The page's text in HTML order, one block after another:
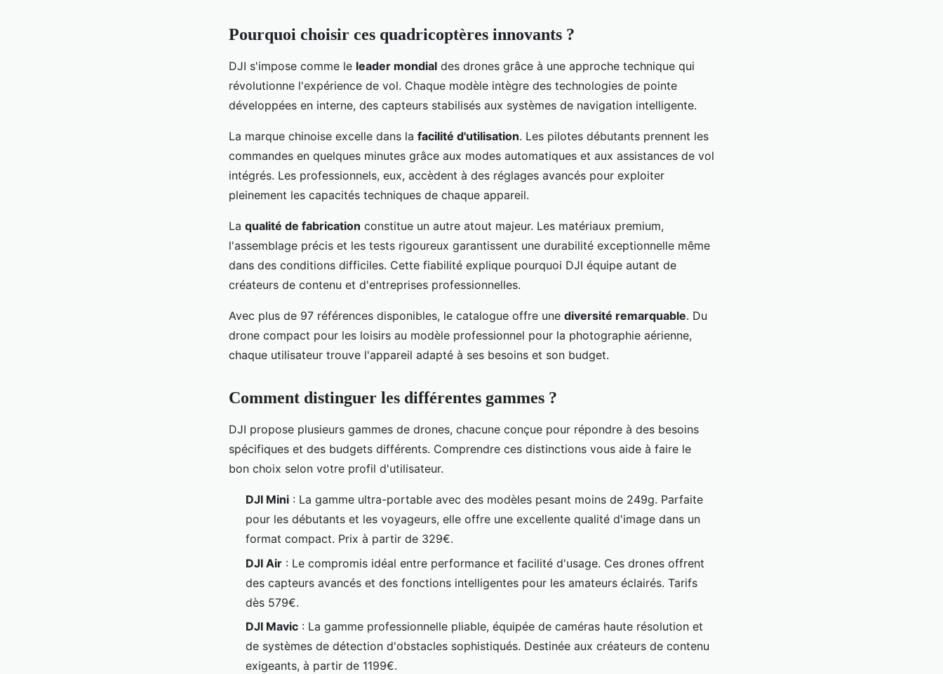
Pourquoi choisir ces quadricoptères innovants ?
DJI s'impose comme le leader mondial des drones grâce à une approche technique qui
révolutionne l'expérience de vol. Chaque modèle intègre des technologies de pointe
développées en interne, des capteurs stabilisés aux systèmes de navigation intelligente.
La marque chinoise excelle dans la facilité d'utilisation. Les pilotes débutants prennent les
commandes en quelques minutes grâce aux modes automatiques et aux assistances de vol
intégrés. Les professionnels, eux, accèdent à des réglages avancés pour exploiter
pleinement les capacités techniques de chaque appareil.
La qualité de fabrication constitue un autre atout majeur. Les matériaux premium,
l'assemblage précis et les tests rigoureux garantissent une durabilité exceptionnelle même
dans des conditions difficiles. Cette fiabilité explique pourquoi DJI équipe autant de
créateurs de contenu et d'entreprises professionnelles.
Avec plus de 97 références disponibles, le catalogue offre une diversité remarquable. Du
drone compact pour les loisirs au modèle professionnel pour la photographie aérienne,
chaque utilisateur trouve l'appareil adapté à ses besoins et son budget.
Comment distinguer les différentes gammes ?
DJI propose plusieurs gammes de drones, chacune conçue pour répondre à des besoins
spécifiques et des budgets différents. Comprendre ces distinctions vous aide à faire le
bon choix selon votre profil d'utilisateur.
DJI Mini : La gamme ultra-portable avec des modèles pesant moins de 249g. Parfaite
pour les débutants et les voyageurs, elle offre une excellente qualité d'image dans un
format compact. Prix à partir de 329€.
DJI Air : Le compromis idéal entre performance et facilité d'usage. Ces drones offrent
des capteurs avancés et des fonctions intelligentes pour les amateurs éclairés. Tarifs
dès 579€.
DJI Mavic : La gamme professionnelle pliable, équipée de caméras haute résolution et
de systèmes de détection d'obstacles sophistiqués. Destinée aux créateurs de contenu
exigeants, à partir de 1199€.